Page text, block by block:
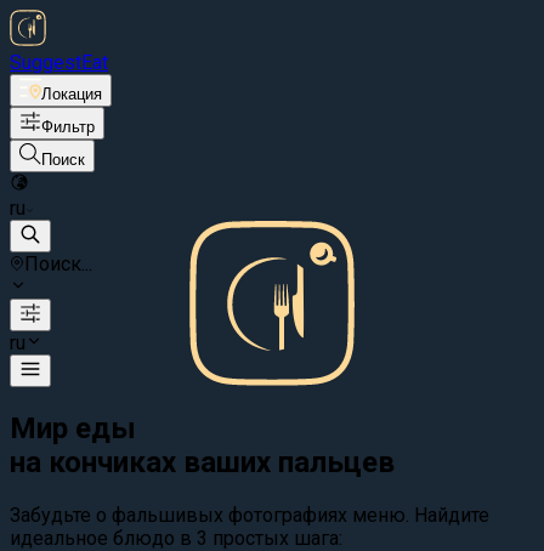
SuggestEat
Локация
Фильтр
Поиск
ru
Поиск...
ru
Мир еды
на кончиках ваших пальцев
Забудьте о фальшивых фотографиях меню. Найдите
идеальное блюдо в 3 простых шага: